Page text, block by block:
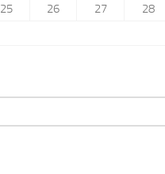
25 26 27 28